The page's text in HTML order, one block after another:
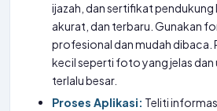
ijazah, dan sertifikat pendukung
akurat, dan terbaru. Gunakan
profesional dan mudah dibaca.
kecil seperti foto yang jelas dan
terlalu besar.
Proses Aplikasi: Teliti